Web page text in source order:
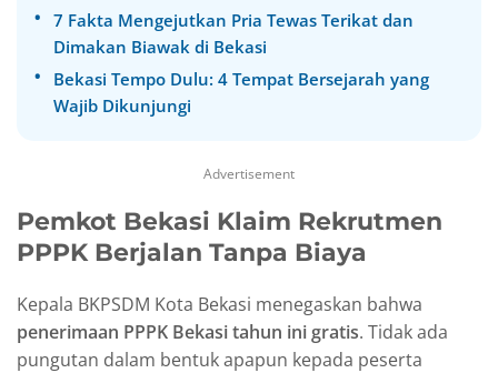
7 Fakta Mengejutkan Pria Tewas Terikat dan
Dimakan Biawak di Bekasi
Bekasi Tempo Dulu: 4 Tempat Bersejarah yang
Wajib Dikunjungi
Advertisement
Pemkot Bekasi Klaim Rekrutmen
PPPK Berjalan Tanpa Biaya
Kepala BKPSDM Kota Bekasi menegaskan bahwa
penerimaan PPPK Bekasi tahun ini gratis. Tidak ada
pungutan dalam bentuk apapun kepada peserta